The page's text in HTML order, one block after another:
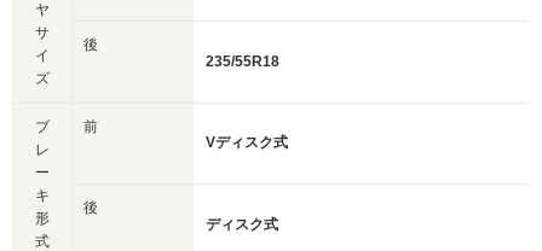
ヤ
サ
イ
ズ
後
235/55R18
ブ
レ
ー
キ
形
式
前
Vディスク式
後
ディスク式